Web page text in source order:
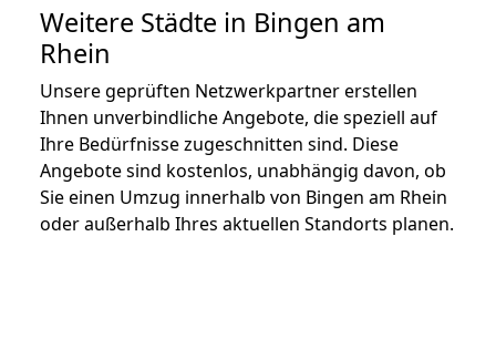
Weitere Städte in Bingen am
Rhein
Unsere geprüften Netzwerkpartner erstellen
Ihnen unverbindliche Angebote, die speziell auf
Ihre Bedürfnisse zugeschnitten sind. Diese
Angebote sind kostenlos, unabhängig davon, ob
Sie einen Umzug innerhalb von Bingen am Rhein
oder außerhalb Ihres aktuellen Standorts planen.